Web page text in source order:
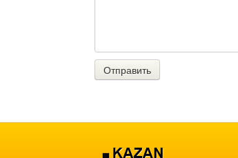
Отправить